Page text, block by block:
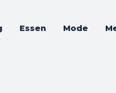
Essen Mode